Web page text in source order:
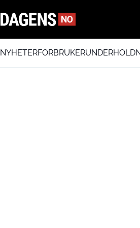
NYHETERFORBRUKER